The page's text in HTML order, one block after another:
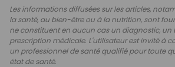
Les informations diffusées sur les articles,
la santé, au bien-être ou à la nutrition, sont
ne constituent en aucun cas un diagnostic, un
prescription médicale. L'utilisateur est invité à
un professionnel de santé qualifié pour toute
état de santé.